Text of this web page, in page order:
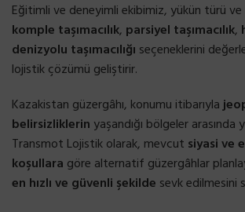
Eğitimli ve deneyimli ekibimiz, yükün türü
komple taşımacılık, parsiyel taşımacılık,
denizyolu taşımacılığı seçeneklerini
lojistik çözümü geliştirir.
Kazakistan güzergâhı, konumu itibarıyla
belirsizliklerin yaşandığı bölgeler arasında
Transmot Lojistik olarak, mevcut siyasi ve
koşullara göre alternatif güzergâhlar
en hızlı ve güvenli şekilde sevk edilmesini